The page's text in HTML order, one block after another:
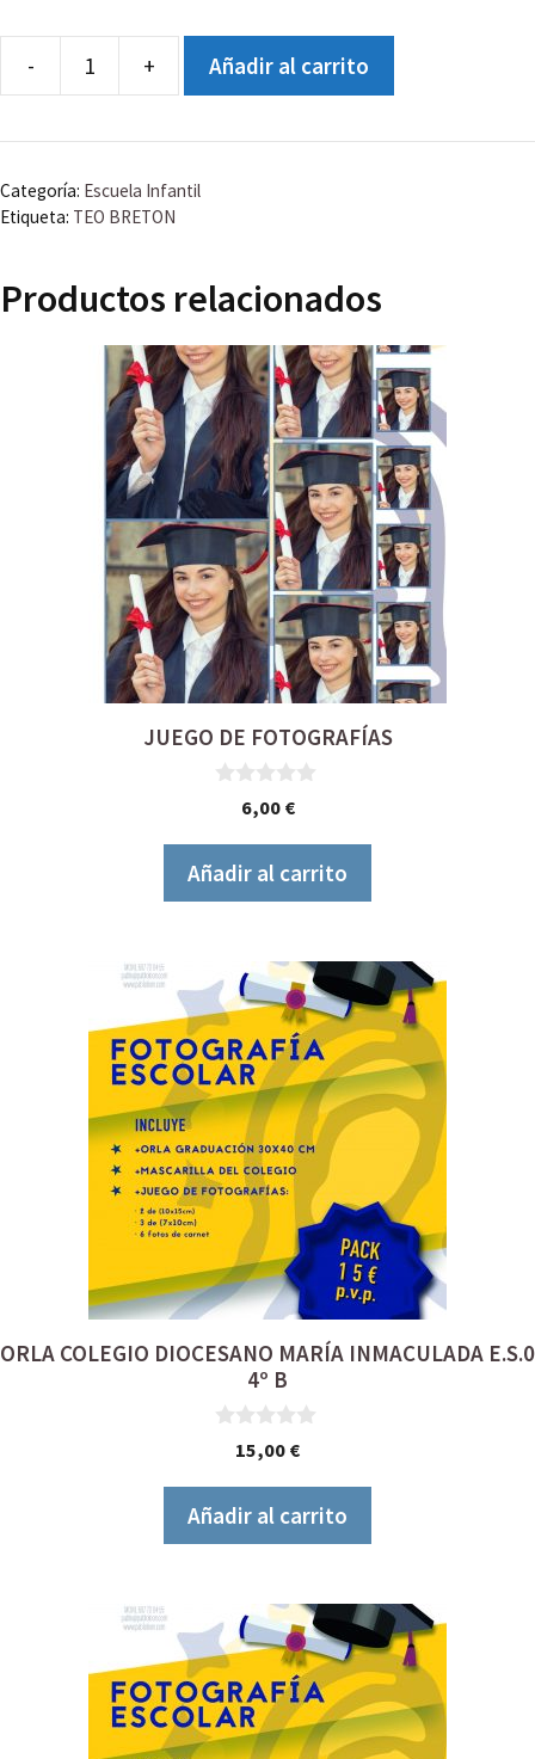
-
CHRISTMAS
BRETON
cantidad
+ Añadir al carrito
Categoría: Escuela Infantil
Etiqueta: TEO BRETON
Productos relacionados
JUEGO DE FOTOGRAFÍAS
6,00 €
Añadir al carrito
ORLA COLEGIO DIOCESANO MARÍA INMACULADA E.S.0
4º B
15,00 €
Añadir al carrito